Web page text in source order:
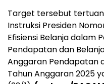
Target tersebut
Instruksi Presiden
Efisiensi Belanja dalam
Pendapatan dan
Anggaran Pendapatan
Tahun Anggaran 2025